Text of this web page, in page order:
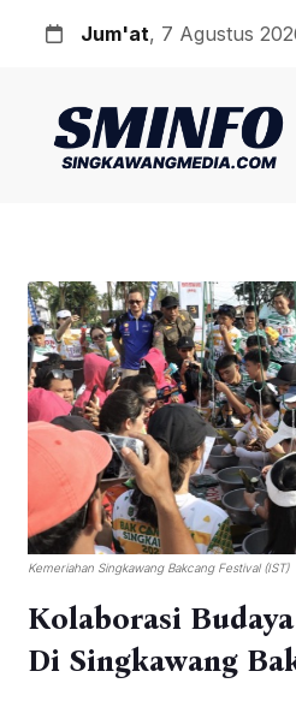
Jum'at, 7 Agustus
Kemeriahan Singkawang Bakcang Festival (IST)
Kolaborasi
Di Singkawang